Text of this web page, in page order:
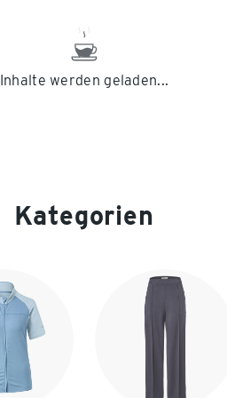
Inhalte werden geladen...
Kategorien